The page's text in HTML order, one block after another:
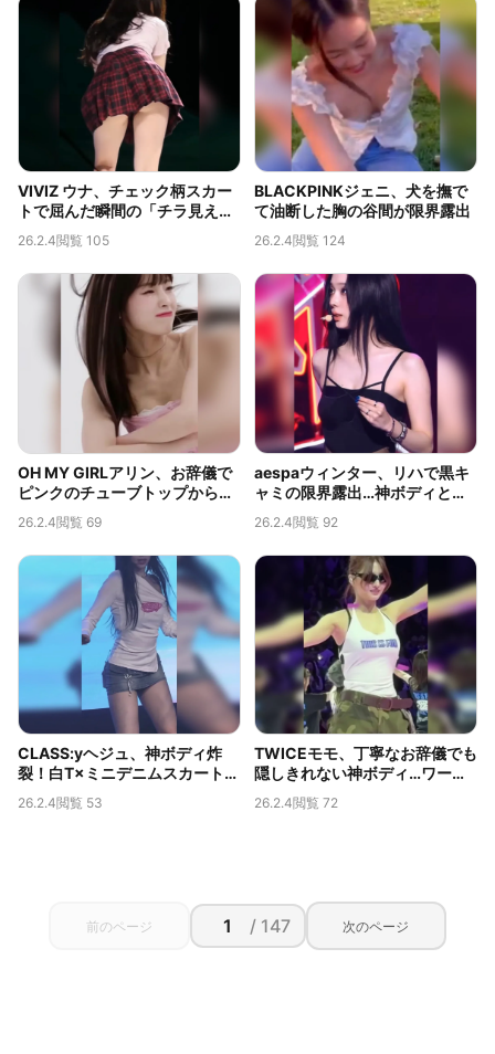
VIVIZ ウナ、チェック柄スカー
トで屈んだ瞬間の「チラ見え」
が伝説的なバックカメラ映像
26.2.4閲覧 105
BLACKPINKジェニ、犬を撫で
て油断した胸の谷間が限界露出
26.2.4閲覧 124
OH MY GIRLアリン、お辞儀で
ピンクのチューブトップからこ
ぼれそうな神ボディ…限界露出
の胸の谷間
26.2.4閲覧 69
aespaウィンター、リハで黒キ
ャミの限界露出…神ボディと脇
のチラ見えが話題
26.2.4閲覧 92
CLASS:yヘジュ、神ボディ炸
裂！白T×ミニデニムスカートか
ら覗くムチムチの太ももが伝説
級
26.2.4閲覧 53
TWICEモモ、丁寧なお辞儀でも
隠しきれない神ボディ…ワール
ドツアーで捉えられた限界露出
の胸の谷間
26.2.4閲覧 72
前のページ / 147 次のページ